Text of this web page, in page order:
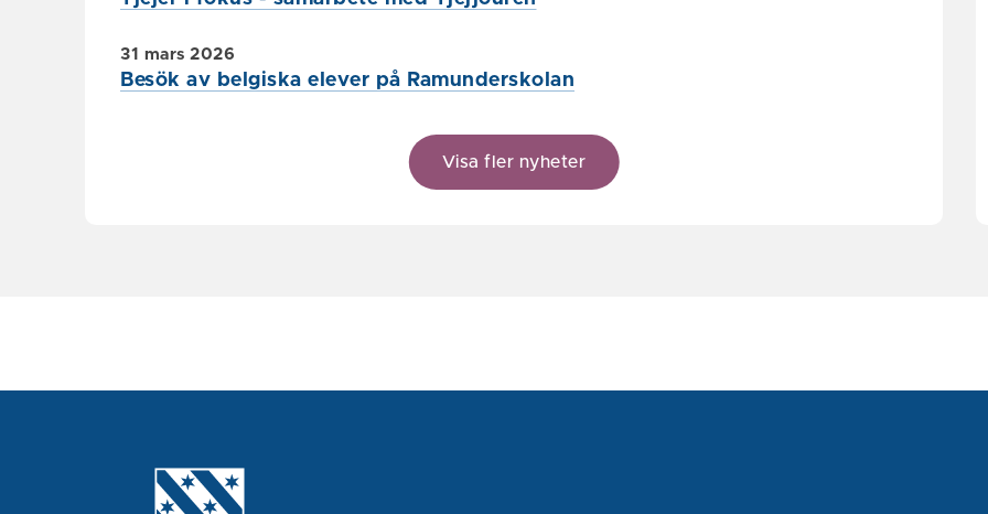
Besök av belgiska elever på Ramunderskolan
31 mars 2026
Visa fler nyheter